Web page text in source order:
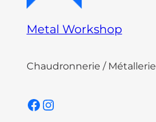
Metal Workshop
Chaudronnerie / Métallerie
Facebook Instagram